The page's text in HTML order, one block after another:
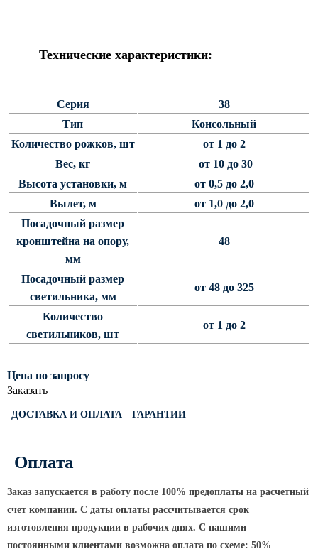
СФГ Силовые фланцевые
ОККС Силовые круглые
конические опоры освещения
Светофорные опоры
ОСФГ Светофорные граненые
ОГСГ Опоры граненые
светофорные г-образные
ОСФК Светофорные стойки
Складывающиеся опоры освещения
ОГКС Опоры граненые конические
складывающиеся
ОККС Опоры круглые конические
ПФГ Опоры граненые
Опоры контактной сети
контактной сети (ОГСКС)
Дорожные металлические рамы
Технические характеристики:
Серия
38
Тип
Консольный
Количество рожков, шт
от 1 до 2
Вес, кг
от 10 до 30
Высота установки, м
от 0,5 до 2,0
Вылет, м
от 1,0 до 2,0
Посадочный размер
кронштейна на опору,
мм
48
Посадочный размер
светильника, мм
от 48 до 325
Количество
светильников, шт
от 1 до 2
Цена по запросу
Заказать
ДОСТАВКА И ОПЛАТА ГАРАНТИИ
Оплата
Заказ запускается в работу после 100% предоплаты на расчетный
счет компании. С даты оплаты рассчитывается срок
изготовления продукции в рабочих днях. С нашими
постоянными клиентами возможна оплата по схеме: 50%